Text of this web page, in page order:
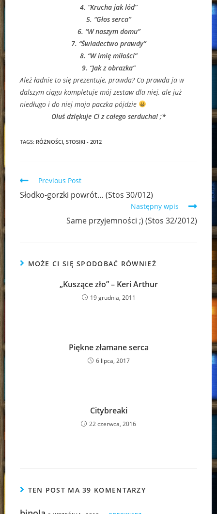
4. “Krucha jak lód”
5. “Głos serca”
6. “W naszym domu”
7. “Świadectwo prawdy”
8. “W imię miłości”
9. “Jak z obrazka”
Ależ ładnie to się prezentuje, prawda? Co prawda ja w
dalszym ciągu kompletuje mój zestaw dla niej, ale już
niedługo i do niej moja paczka pójdzie
Oluś dziękuje Ci z całego serducha! ;*
TAGS: RÓŻNOŚCI STOSIKI - 2012
Read
articles
Previous Post
Słodko-gorzki powrót… (Stos 30/012)
Następny wpis
Same przyjemności ;) (Stos 32/2012)
MOŻE CI SIĘ SPODOBAĆ RÓWNIEŻ
„Kuszące zło” – Keri Arthur
19 grudnia, 2011
Piękne złamane serca
6 lipca, 2017
Citybreaki
22 czerwca, 2016
TEN POST MA 39 KOMENTARZY